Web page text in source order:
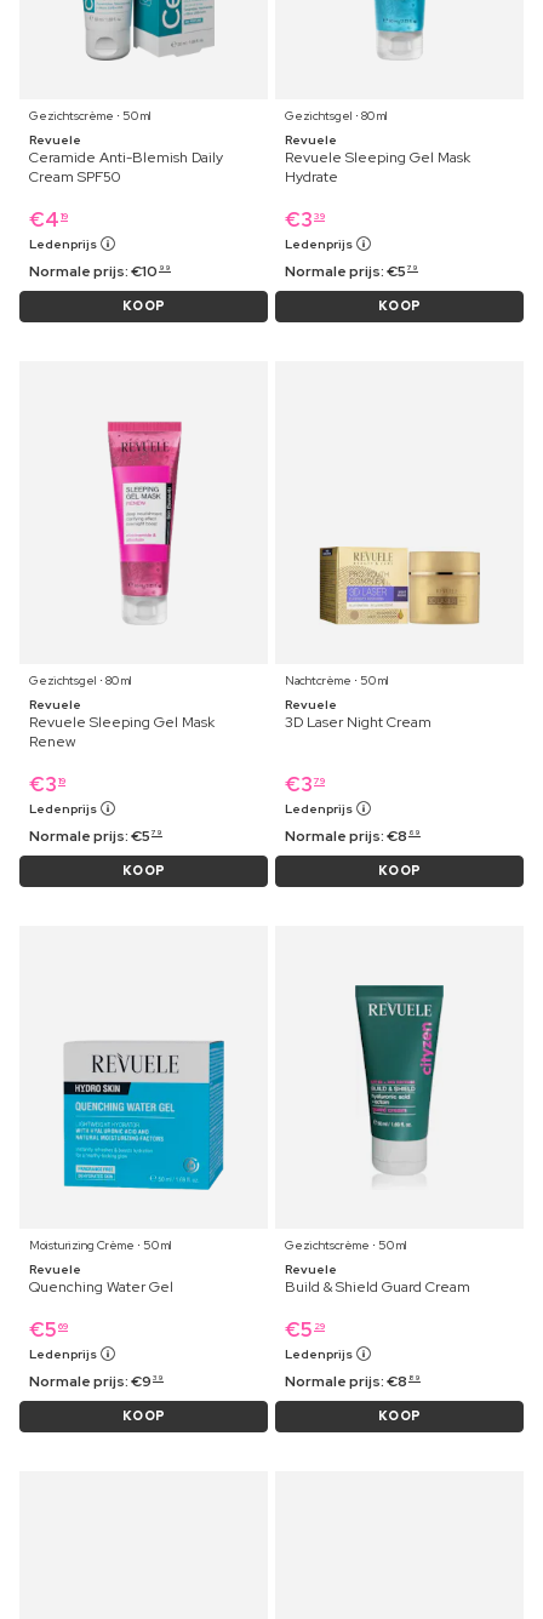
Gezichtscrème ⋅ 50 ml
Revuele
Ceramide Anti-Blemish Daily
Cream SPF50
€4 19
Ledenprijs
Normale prijs:€10 99
KOOP
Gezichtsgel ⋅ 80 ml
Revuele
Revuele Sleeping Gel Mask
Hydrate
€3 39
Ledenprijs
Normale prijs:€5 79
KOOP
Gezichtsgel ⋅ 80 ml
Revuele
Revuele Sleeping Gel Mask
Renew
€3 19
Ledenprijs
Normale prijs:€5 79
KOOP
Nachtcrème ⋅ 50 ml
Revuele
3D Laser Night Cream
€3 79
Ledenprijs
Normale prijs:€8 69
KOOP
Moisturizing Crème ⋅ 50 ml
Revuele
Quenching Water Gel
€5 69
Ledenprijs
Normale prijs:€9 39
KOOP
Gezichtscrème ⋅ 50 ml
Revuele
Build & Shield Guard Cream
€5 29
Ledenprijs
Normale prijs:€8 89
KOOP